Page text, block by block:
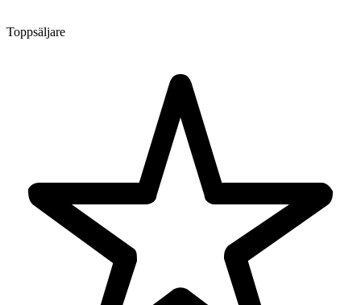
Toppsäljare